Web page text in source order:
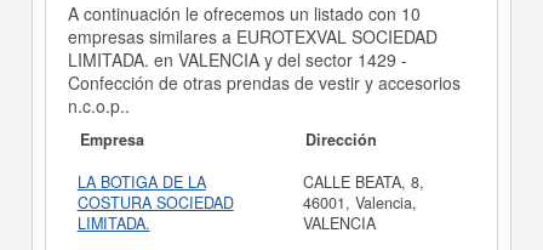
A continuación le ofrecemos un listado con 10
empresas similares a EUROTEXVAL SOCIEDAD
LIMITADA. en VALENCIA y del sector 1429 -
Confección de otras prendas de vestir y accesorios
n.c.o.p..
Empresa
Dirección
LA BOTIGA DE LA
COSTURA SOCIEDAD
LIMITADA.
CALLE BEATA, 8,
46001, Valencia,
VALENCIA